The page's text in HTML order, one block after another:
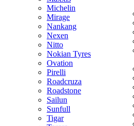
Michelin
Mirage
Nankang
Nexen
Nitto
Nokian Tyres
Ovation
Pirelli
Roadcruza
Roadstone
Sailun
Sunfull
Tigar